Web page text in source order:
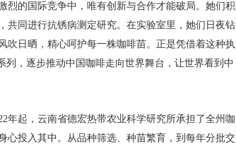
烈的国际竞争中，唯有创新与合作才能破局。她们积
共同进行抗锈病测定研究。在实验室里，她们日夜钻
吹日晒，精心呵护每一株咖啡苗。正是凭借着这种执
，逐步推动中国咖啡走向世界舞台，让世界看到中
年起，云南省德宏热带农业科学研究所承担了全州咖
心投入其中。从品种筛选、种苗繁育，到每年分批交